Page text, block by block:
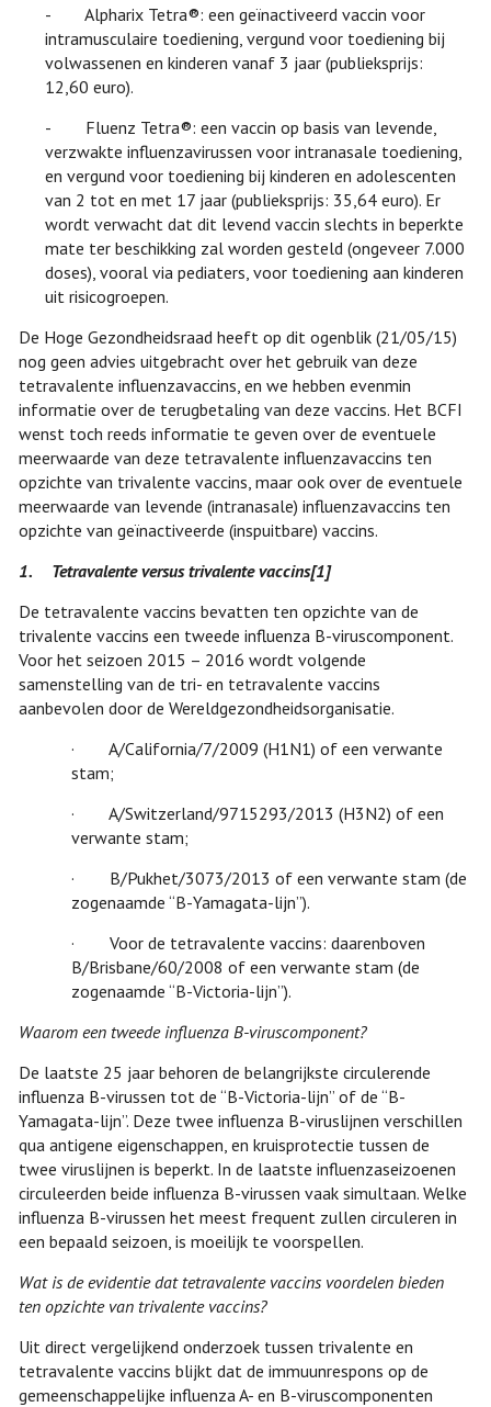
- Alpharix Tetra®: een geïnactiveerd vaccin voor
intramusculaire toediening, vergund voor toediening bij
volwassenen en kinderen vanaf 3 jaar (publieksprijs:
12,60 euro).
- Fluenz Tetra®: een vaccin op basis van levende,
verzwakte influenzavirussen voor intranasale toediening,
en vergund voor toediening bij kinderen en adolescenten
van 2 tot en met 17 jaar (publieksprijs: 35,64 euro). Er
wordt verwacht dat dit levend vaccin slechts in beperkte
mate ter beschikking zal worden gesteld (ongeveer 7.000
doses), vooral via pediaters, voor toediening aan kinderen
uit risicogroepen.
De Hoge Gezondheidsraad heeft op dit ogenblik (21/05/15)
nog geen advies uitgebracht over het gebruik van deze
tetravalente influenzavaccins, en we hebben evenmin
informatie over de terugbetaling van deze vaccins. Het BCFI
wenst toch reeds informatie te geven over de eventuele
meerwaarde van deze tetravalente influenzavaccins ten
opzichte van trivalente vaccins, maar ook over de eventuele
meerwaarde van levende (intranasale) influenzavaccins ten
opzichte van geïnactiveerde (inspuitbare) vaccins.
1. Tetravalente versus trivalente vaccins[1]
De tetravalente vaccins bevatten ten opzichte van de
trivalente vaccins een tweede influenza B-viruscomponent.
Voor het seizoen 2015 – 2016 wordt volgende
samenstelling van de tri- en tetravalente vaccins
aanbevolen door de Wereldgezondheidsorganisatie.
· A/California/7/2009 (H1N1) of een verwante
stam;
· A/Switzerland/9715293/2013 (H3N2) of een
verwante stam;
· B/Pukhet/3073/2013 of een verwante stam (de
zogenaamde “B-Yamagata-lijn”).
· Voor de tetravalente vaccins: daarenboven
B/Brisbane/60/2008 of een verwante stam (de
zogenaamde “B-Victoria-lijn”).
Waarom een tweede influenza B-viruscomponent?
De laatste 25 jaar behoren de belangrijkste circulerende
influenza B-virussen tot de “B-Victoria-lijn” of de “B-
Yamagata-lijn”. Deze twee influenza B-viruslijnen verschillen
qua antigene eigenschappen, en kruisprotectie tussen de
twee viruslijnen is beperkt. In de laatste influenzaseizoenen
circuleerden beide influenza B-virussen vaak simultaan. Welke
influenza B-virussen het meest frequent zullen circuleren in
een bepaald seizoen, is moeilijk te voorspellen.
Wat is de evidentie dat tetravalente vaccins voordelen bieden
ten opzichte van trivalente vaccins?
Uit direct vergelijkend onderzoek tussen trivalente en
tetravalente vaccins blijkt dat de immuunrespons op de
gemeenschappelijke influenza A- en B-viruscomponenten